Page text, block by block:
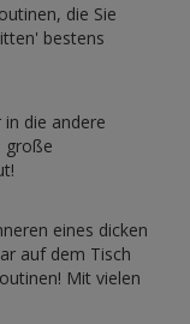
die Sie
bestens
die andere
große
eines dicken
auf dem Tisch
Mit vielen